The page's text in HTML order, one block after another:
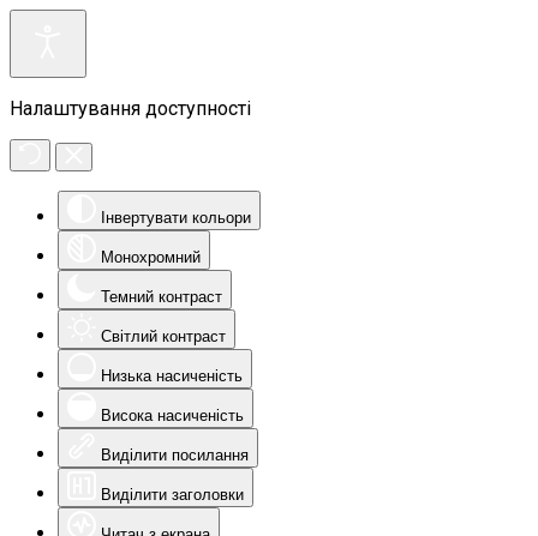
Налаштування доступності
Інвертувати кольори
Монохромний
Темний контраст
Світлий контраст
Низька насиченість
Висока насиченість
Виділити посилання
Виділити заголовки